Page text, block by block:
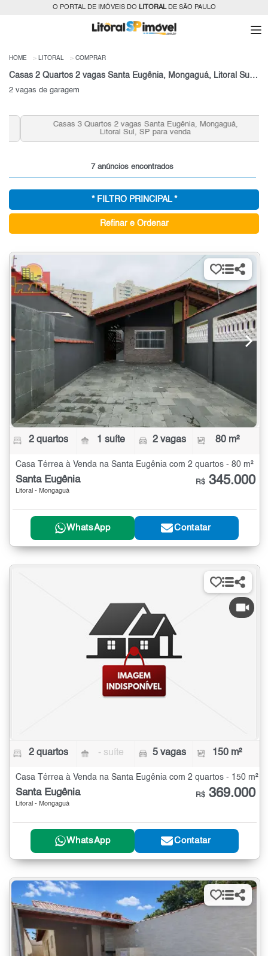
O PORTAL DE IMÓVEIS DO LITORALDE SÃO PAULO
HOME LITORAL COMPRAR
Casas 2 Quartos 2 vagas Santa Eugênia, Mongaguá, Litoral Sul, SP para venda
2 vagas de garagem
Casas 3 Quartos 2 vagas Santa Eugênia, Mongaguá,
Litoral Sul, SP para venda
7 anúncios encontrados
* FILTRO PRINCIPAL *
Refinar e Ordenar
2 quartos 1 suíte 2 vagas 80 m²
Casa Térrea à Venda na Santa Eugênia com 2 quartos - 80 m²
Santa Eugênia
Litoral - Mongaguá
R$ 345.000
WhatsApp Contatar
2 quartos - suíte 5 vagas 150 m²
Casa Térrea à Venda na Santa Eugênia com 2 quartos - 150 m²
Santa Eugênia
Litoral - Mongaguá
R$ 369.000
WhatsApp Contatar